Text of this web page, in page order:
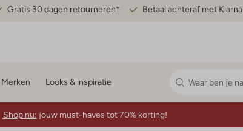
Gratis 30 dagen retourneren* Betaal achteraf met Klarna
Merken Looks & inspiratie
Shop nu: jouw must-haves tot 70% korting!